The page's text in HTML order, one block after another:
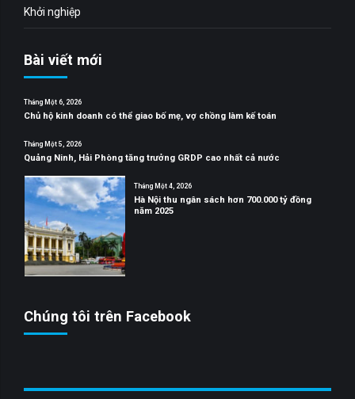
Khởi nghiệp
Bài viết mới
Tháng Một 6, 2026
Chủ hộ kinh doanh có thể giao bố mẹ, vợ chồng làm kế toán
Tháng Một 5, 2026
Quảng Ninh, Hải Phòng tăng trưởng GRDP cao nhất cả nước
Tháng Một 4, 2026
Hà Nội thu ngân sách hơn 700.000 tỷ đồng
năm 2025
Chúng tôi trên Facebook